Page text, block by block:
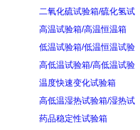
二氧化硫试验箱/硫化氢试
高温试验箱/高温恒温箱
低温试验箱/低温恒温试验
高低温试验箱/高低温试验
温度快速变化试验箱
高低温湿热试验箱/湿热试
药品稳定性试验箱